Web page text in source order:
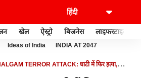
खेल ऐस्ट्रो बिजनेस लाइफस्टाइल
Ideas of India INDIA AT 2047
TERROR ATTACK: घाटी में फिर हत्या,